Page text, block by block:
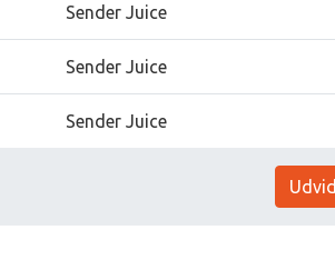
Sender Juice
Sender Juice
Sender Juice
Udvid